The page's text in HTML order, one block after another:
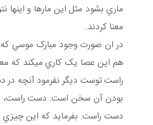
ماري بشود مثل اين مارها و
معنا کردند.
در ان صورت وجود مبارک موسي
هم اين عصا يک کاري مي کند که
راست توست ديگر نفرمود آنچه
بودن آن سخن است. دست راست،
دست راست. بفرمايد که اين